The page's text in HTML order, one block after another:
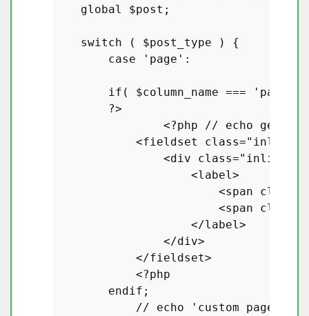
global
$post ;
switch ( $post_type ) {
case
'page' :
if ( $column_name ===
?>
<?php
// echo
            <fieldset
class=" inline
                <
div class=" inline
                    <
label >
                        <
span class
                        <
span class
                    </
label >
                </
div>
            </
fieldset>
            <?
php
endif ;
            //
echo ' custom page